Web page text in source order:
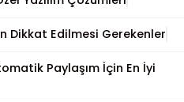
Dikkat Edilmesi Gerekenler
Paylaşım İçin En İyi